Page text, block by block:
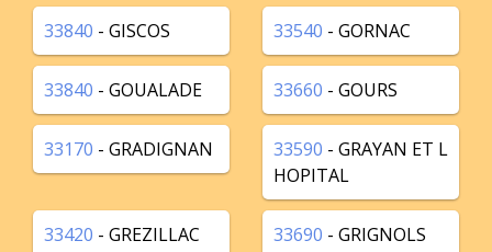
33840 - GISCOS 33540 - GORNAC
33840 - GOUALADE 33660 - GOURS
33170 - GRADIGNAN 33590 - GRAYAN ET L
HOPITAL
33420 - GREZILLAC 33690 - GRIGNOLS